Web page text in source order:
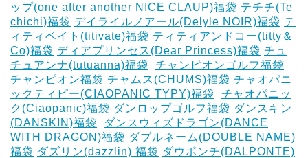
ップ(one after another NICE CLAUP)福袋 テチチ(Te
chichi)福袋 デイライルノアール(Delyle NOIR)福袋 テ
ィティベイト(titivate)福袋 ティティアンドコー(titty＆
Co)福袋 ディアプリンセス(Dear Princess)福袋 チュ
チュアンナ(tutuanna)福袋
チャンピオンゴルフ福袋
チャンピオン福袋 チャムス(CHUMS)福袋 チャオパニ
ックティピー(CIAOPANIC TYPY)福袋
チャオパニッ
ク(Ciaopanic)福袋 ダンロップゴルフ福袋 ダンスキン
(DANSKIN)福袋
ダンスウィズドラゴン(DANCE
WITH DRAGON)福袋 ダブルネーム(DOUBLE NAME)
福袋 ダズリン(dazzlin) 福袋 ダウポンチ(DALPONTE)